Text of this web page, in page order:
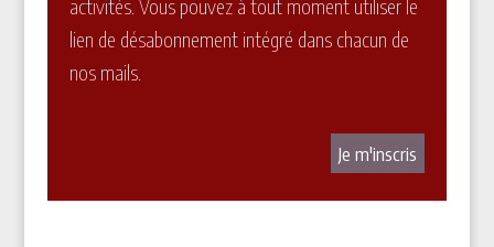
activités. Vous pouvez à tout moment utiliser le
lien de désabonnement intégré dans chacun de
nos mails.